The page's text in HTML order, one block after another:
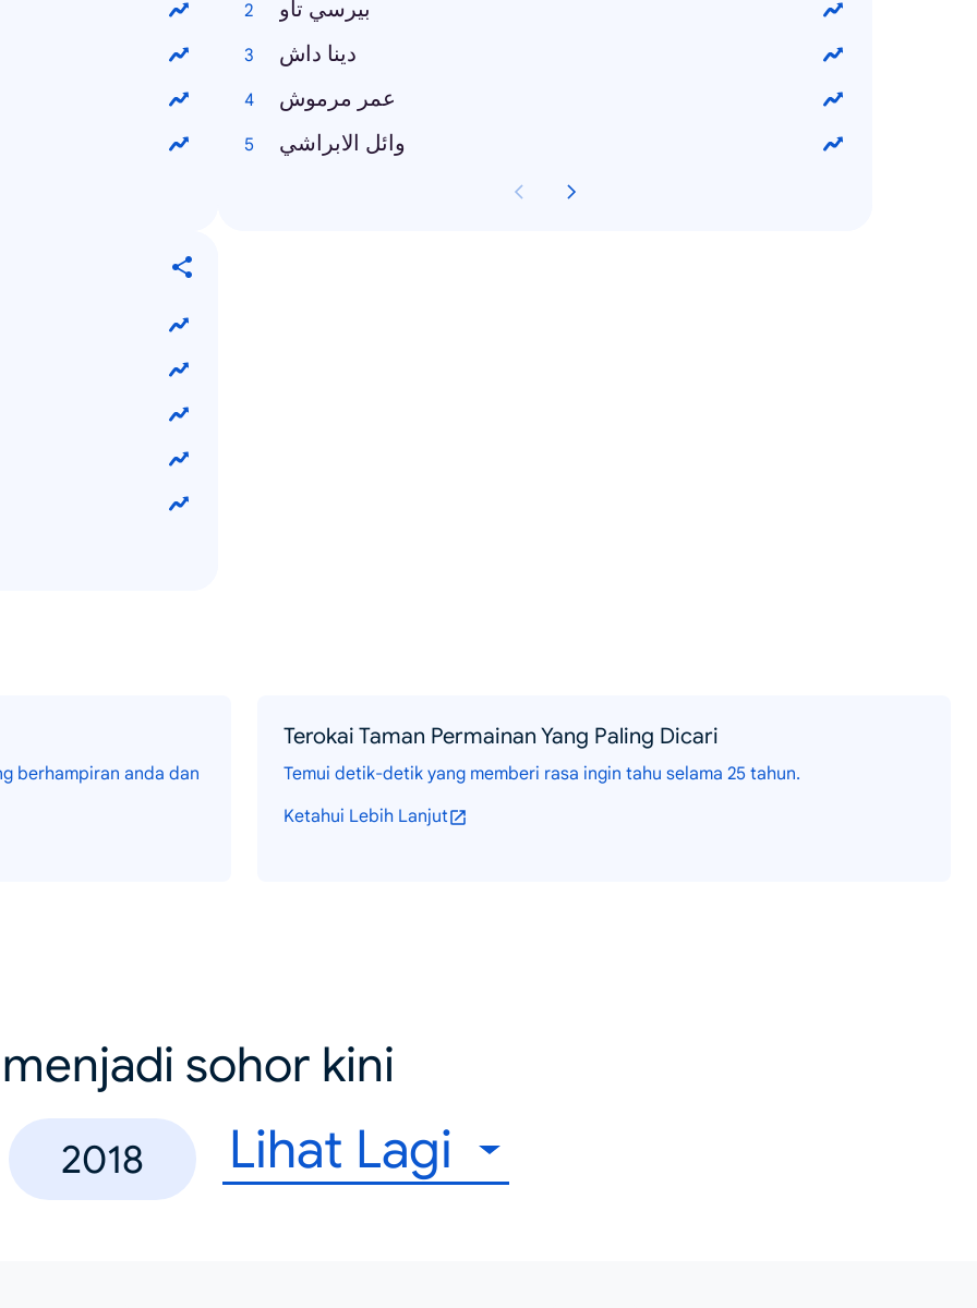
بيرسي تاو
دينا داش
عمر مرموش
وائل الابراشي
berhampiran anda dan
Terokai Taman Permainan Yang Paling Dicari
Temui detik-detik yang memberi rasa ingin tahu selama 25 tahun.
Ketahui Lebih Lanjut
sohor kini
2018 Lihat Lagi